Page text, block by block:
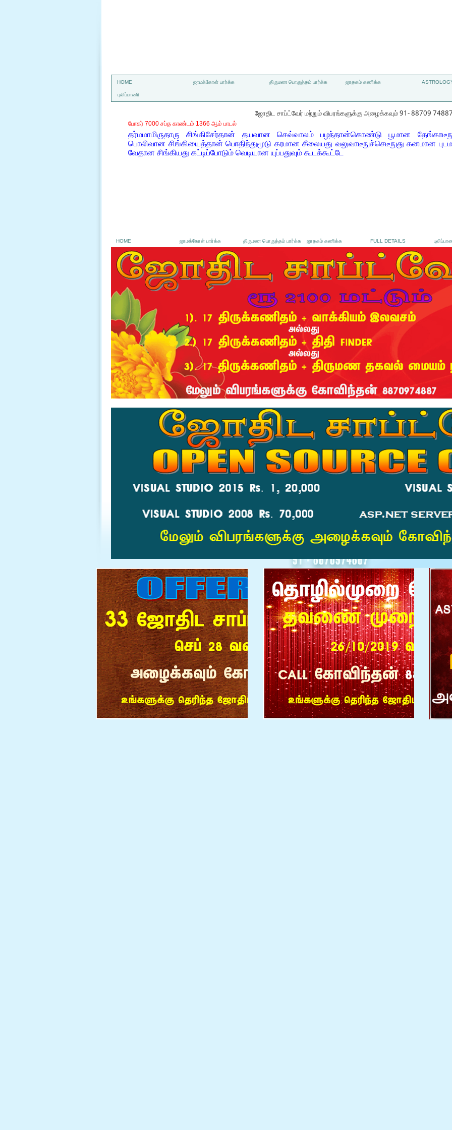
HOME ஜாமக்கோள் பார்க்க திருமண பொருத்தம் பார்க்க ஜாதகம் கணிக்க
புலிப்பாணி
ஜோதிட சாப்ட்வேர் மற்றும் விபரங்களுக்கு அழைக்கவும் 91- 88709
போகர் 7000 சப்த காண்டம் 1366 ஆம் பாடல்
தர்மமாமிருதாரு சிங்கிசேர்தான் தயவான செவ்வாலம் பழந்தான்கொண்டு பூமான
பொலிவான சிங்கியைத்தான் பொதிந்துமூடு கரமான சீலையது வலுவாடீநுச்செடீநுது கனமான
வேதான சிங்கியது கட்டிப்போடும் வெடியான யுப்பதுவும் கூடக்கூட்டே
HOME ஜாமக்கோள் பார்க்க திருமண பொருத்தம் பார்க்க ஜாதகம் கணிக்க FULL DETAILS